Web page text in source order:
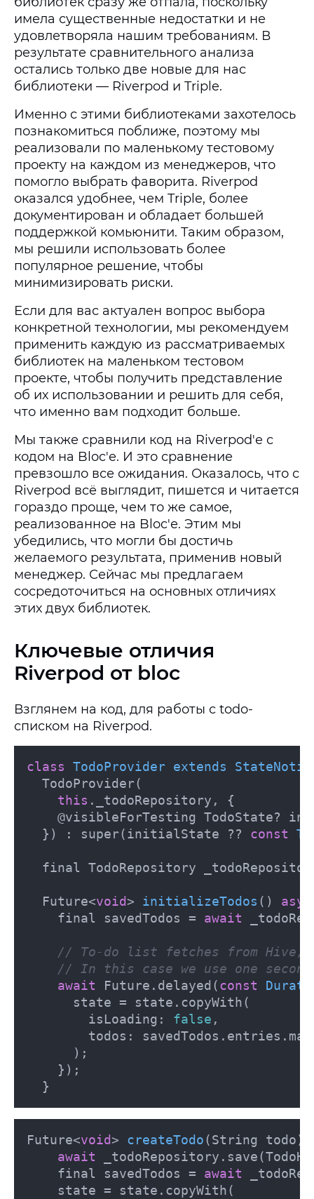
имела существенные недостатки и не
удовлетворяла нашим требованиям. В
результате сравнительного анализа
остались только две новые для нас
библиотеки — Riverpod и Triple.
Именно с этими библиотеками захотелось
познакомиться поближе, поэтому мы
реализовали по маленькому тестовому
проекту на каждом из менеджеров, что
помогло выбрать фаворита. Riverpod
оказался удобнее, чем Triple, более
документирован и обладает большей
поддержкой комьюнити. Таким образом,
мы решили использовать более
популярное решение, чтобы
минимизировать риски.
Если для вас актуален вопрос выбора
конкретной технологии, мы рекомендуем
применить каждую из рассматриваемых
библиотек на маленьком тестовом
проекте, чтобы получить представление
об их использовании и решить для себя,
что именно вам подходит больше.
Мы также сравнили код на Riverpod'е с
кодом на Bloc'е. И это сравнение
превзошло все ожидания. Оказалось, что с
Riverpod всё выглядит, пишется и читается
гораздо проще, чем то же самое,
реализованное на Bloc'е. Этим мы
убедились, что могли бы достичь
желаемого результата, применив новый
менеджер. Сейчас мы предлагаем
сосредоточиться на основных отличиях
этих двух библиотек.
Ключевые отличия
Riverpod от bloc
Взглянем на код, для работы с todo-
списком на Riverpod.
class TodoProvider extends
  TodoProvider(
this ._todoRepository, {
@visibleForTesting TodoState?
  }) : super(initialState ??
const
final TodoRepository
Future<void> initializeTodos ()
    final savedTodos =
await
// To-do list fetches from Hive,
// In this case we use one
await Future.delayed(const
      state = state.copyWith(
        isLoading:
false ,
todos:
      );
    });
  }
Future<void> createTodo(String todo)
await
    final savedTodos =
await
    state = state.copyWith(